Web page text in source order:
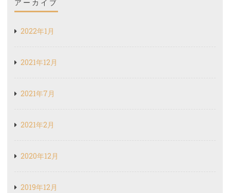
アーカイブ
2022年1月
2021年12月
2021年7月
2021年2月
2020年12月
2019年12月